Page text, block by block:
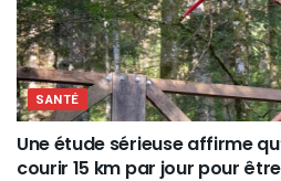
SANTÉ
Une étude sérieuse affirme
courir 15 km par jour pour